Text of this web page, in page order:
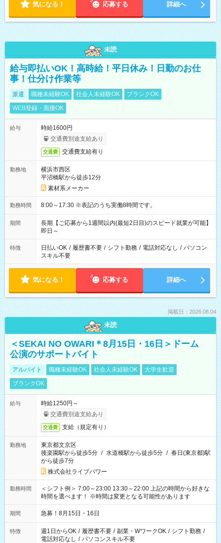
気になる！ 応募する 詳細へ
未読
給与即払いOK！高時給！平日休み！日勤のお仕
事！仕分け作業等
派遣 職種未経験OK 社会人未経験OK
ブランクOK
WEB登録・面接OK
給与
時給1600円
交通費別途支給あり
交通費 交通費支給有り
勤務地
横浜市西区
平沼橋駅から徒歩12分
素材系メーカー
勤務時間 8:00～17:30 ※表記のうち実働8時間です。
期間
長期【ご応募から1週間以内(最短2日目)のスピード就業が可能】
即日～
特徴 日払いOK / 履歴書不要 / シフト勤務 / 電話対応なし / パソコン
スキル不要
気になる！ 応募する 詳細へ
掲載日：2026.08.04
未読
＜SEKAI NO OWARI＊8月15日・16日＞ドーム
公演のサポートバイト
アルバイト 職種未経験OK 社会人未経験OK
大学生歓迎
ブランクOK
給与
時給1250円～
交通費別途支給あり
交通費 支給（規定有り）
勤務地
東京都文京区
後楽園駅から徒歩5分 / 水道橋駅から徒歩5分 / 春日(東京都)駅
から徒歩7分
株式会社ライブパワー
勤務時間
＜シフト例＞ 7:00～23:00 13:30～22:00 上記の時間から好きな
時間を選べます！ ※時間は変更となる可能性があります
期間 急募！8月15日・16日
特徴 週1日からOK / 履歴書不要 / 副業・WワークOK / シフト勤務 /
電話対応なし / パソコンスキル不要